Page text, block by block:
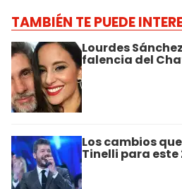
TAMBIÉN TE PUEDE
Lourdes
falencia del
Los cambios
Tinelli para este